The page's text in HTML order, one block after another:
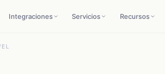
Integraciones Servicios Recursos